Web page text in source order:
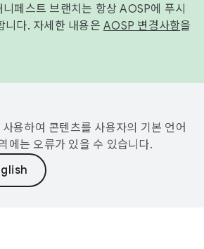
니페스트 브랜치는 항상 AOSP에 푸시
니다. 자세한 내용은 AOSP 변경사항을
용하여 콘텐츠를 사용자의 기본 언어
에는 오류가 있을 수 있습니다.